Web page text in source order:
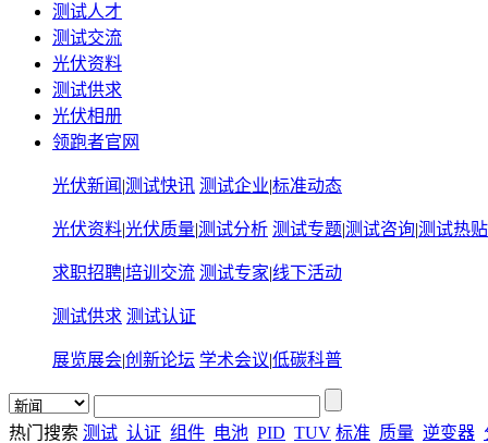
测试人才
测试交流
光伏资料
测试供求
光伏相册
领跑者官网
光伏新闻 |测试快讯 测试企业|标准动态
光伏资料|光伏质量|测试分析 测试专题|测试咨询|测试热贴
求职招聘|培训交流 测试专家|线下活动
测试供求 测试认证
展览展会|创新论坛 学术会议|低碳科普
热门搜索 测试 认证 组件 电池 PID TUV 标准 质量 逆变器